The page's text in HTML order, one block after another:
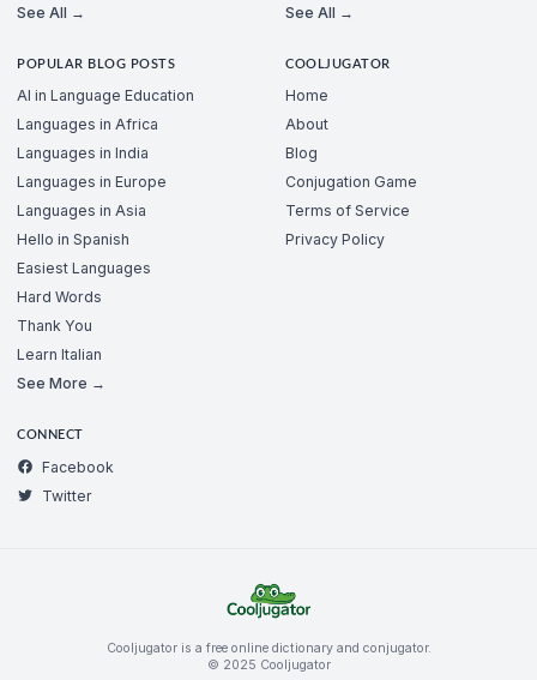
See All →
See All →
POPULAR BLOG POSTS
AI in Language Education
Languages in Africa
Languages in India
Languages in Europe
Languages in Asia
Hello in Spanish
Easiest Languages
Hard Words
Thank You
Learn Italian
See More →
COOLJUGATOR
Home
About
Blog
Conjugation Game
Terms of Service
Privacy Policy
CONNECT
Facebook
Twitter
Cooljugator is a free online dictionary and conjugator.
© 2025 Cooljugator